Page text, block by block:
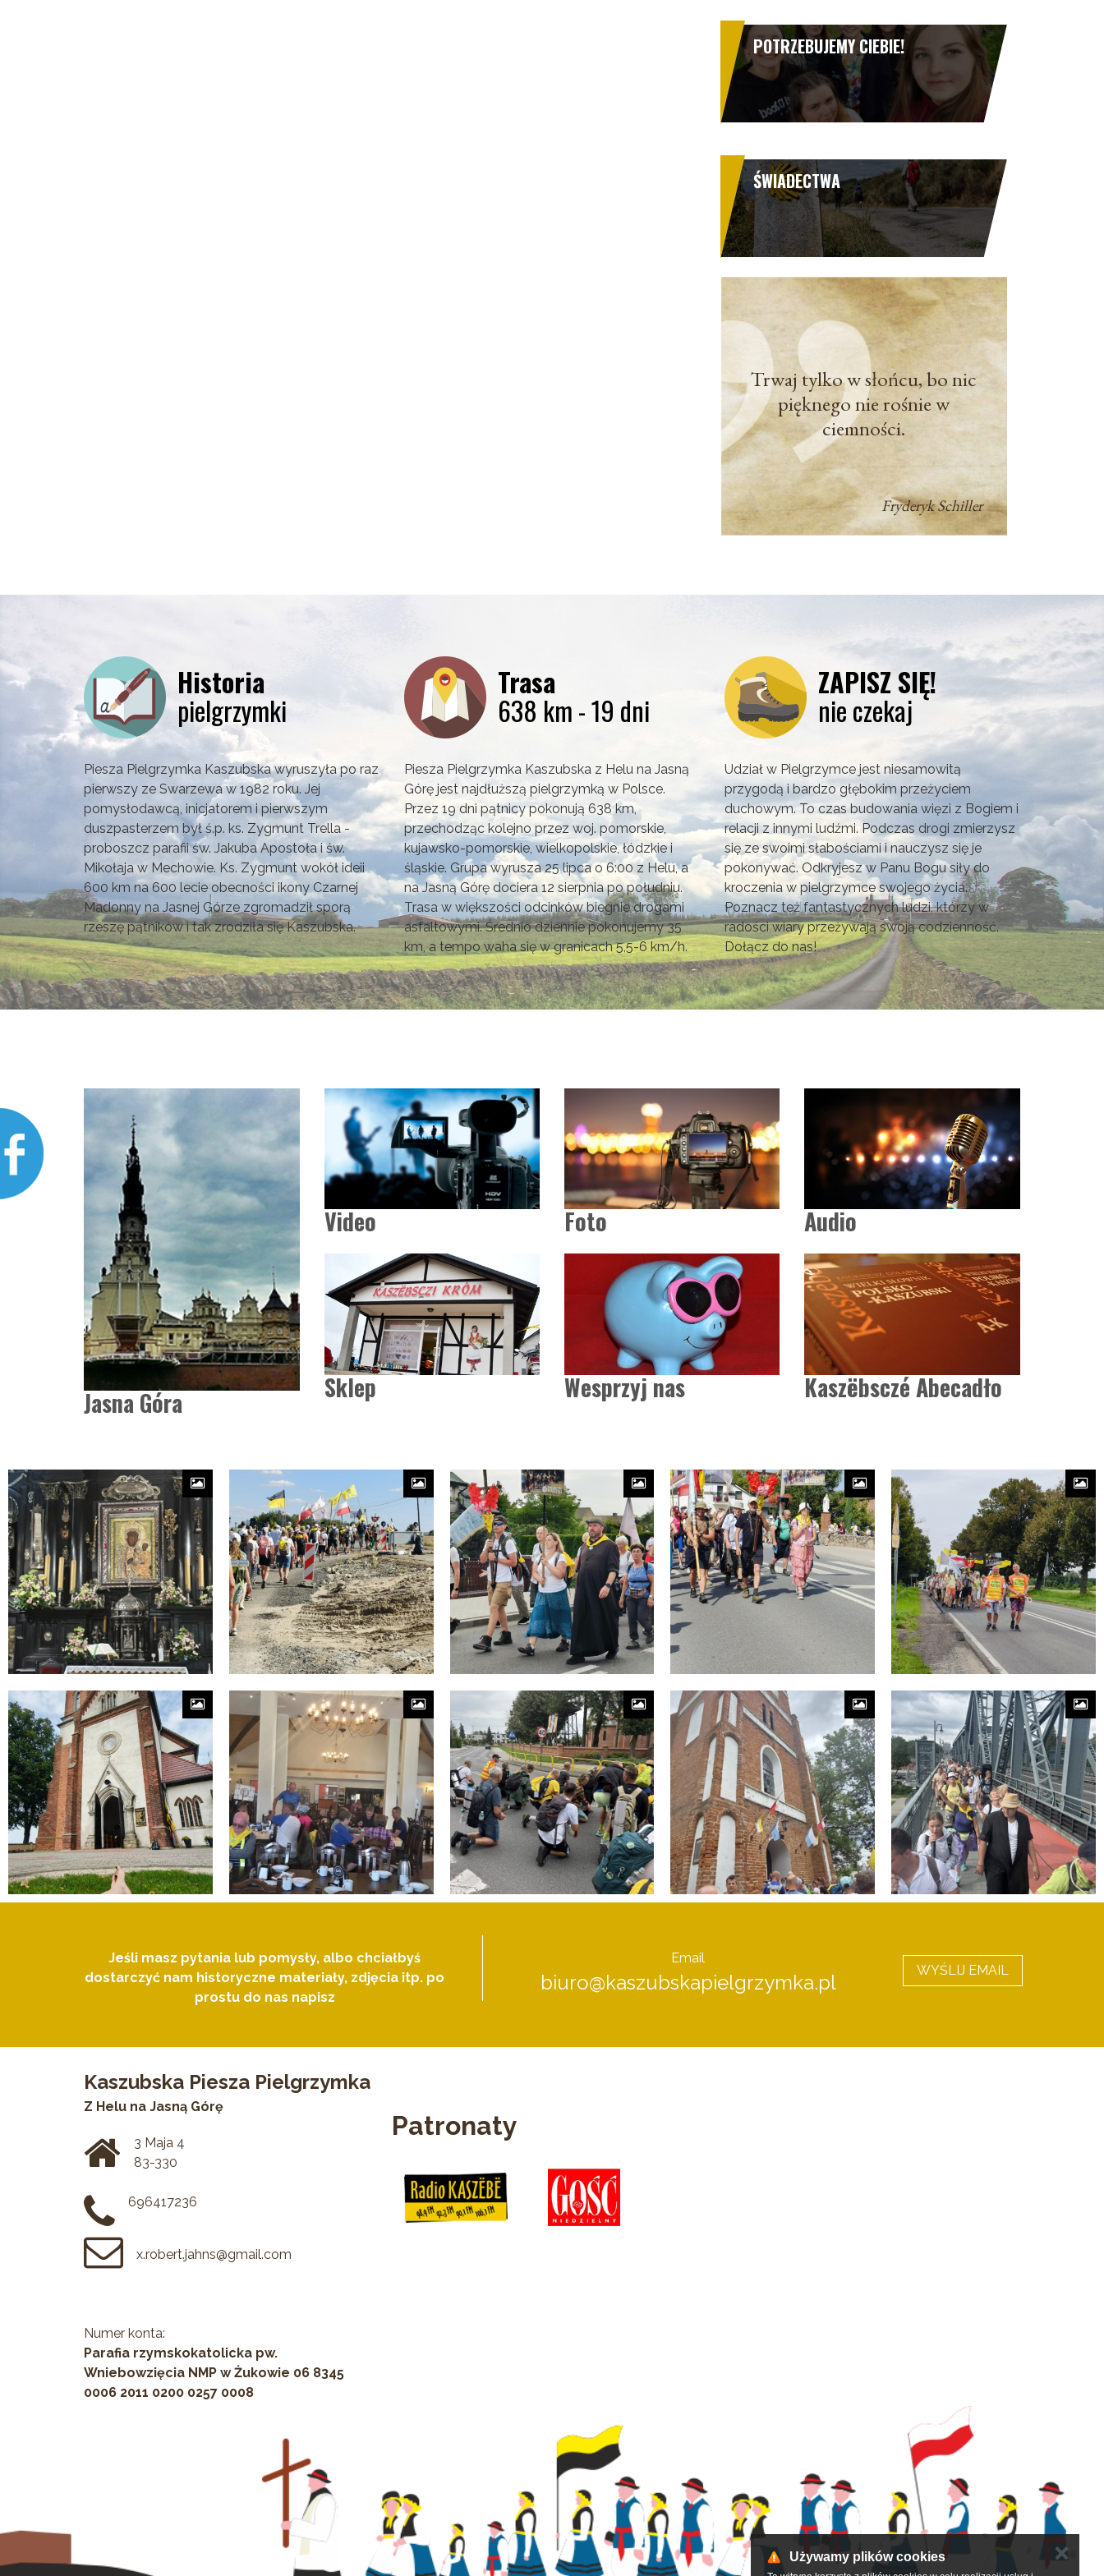
POTRZEBUJEMY CIEBIE!
ŚWIADECTWA
Trwaj tylko w słońcu, bo nic
pięknego nie rośnie w
ciemności.
Fryderyk Schiller
Historia
pielgrzymki
Piesza Pielgrzymka Kaszubska wyruszyła po raz
pierwszy ze Swarzewa w 1982 roku. Jej
pomysłodawcą, inicjatorem i pierwszym
duszpasterzem był ś.p. ks. Zygmunt Trella -
proboszcz parafii św. Jakuba Apostoła i św.
Mikołaja w Mechowie. Ks. Zygmunt wokół ideii
600 km na 600 lecie obecności ikony Czarnej
Madonny na Jasnej Górze zgromadził sporą
rzeszę pątników i tak zrodziła się Kaszubska.
Trasa
638 km - 19 dni
Piesza Pielgrzymka Kaszubska z Helu na Jasną
Górę jest najdłuższą pielgrzymką w Polsce.
Przez 19 dni pątnicy pokonują 638 km,
przechodząc kolejno przez woj. pomorskie,
kujawsko-pomorskie, wielkopolskie, łódzkie i
śląskie. Grupa wyrusza 25 lipca o 6:00 z Helu, a
na Jasną Górę dociera 12 sierpnia po południu.
Trasa w większości odcinków biegnie drogami
asfaltowymi. Średnio dziennie pokonujemy 35
km, a tempo waha się w granicach 5,5-6 km/h.
ZAPISZ SIĘ!
nie czekaj
Udział w Pielgrzymce jest niesamowitą
przygodą i bardzo głębokim przeżyciem
duchowym. To czas budowania więzi z Bogiem i
relacji z innymi ludźmi. Podczas drogi zmierzysz
się ze swoimi słabościami i nauczysz się je
pokonywać. Odkryjesz w Panu Bogu siły do
kroczenia w pielgrzymce swojego życia.
Poznacz też fantastycznych ludzi, którzy w
radości wiary przeżywają swoją codzienność.
Dołącz do nas!
Jasna Góra
Video Foto Audio
Sklep Wesprzyj nas Kaszëbsczé Abecadło
Jeśli masz pytania lub pomysły, albo chciałbyś
dostarczyć nam historyczne materiały, zdjęcia itp. po
prostu do nas napisz
Email
biuro@kaszubskapielgrzymka.pl
WYŚLIJ EMAIL
Kaszubska Piesza Pielgrzymka
Z Helu na Jasną Górę
3 Maja 4
83-330
696417236
x.robert.jahns@gmail.com
Numer konta:
Parafia rzymskokatolicka pw.
Wniebowzięcia NMP w Żukowie 06 8345
0006 2011 0200 0257 0008
Patronaty
Używamy plików cookies ✕